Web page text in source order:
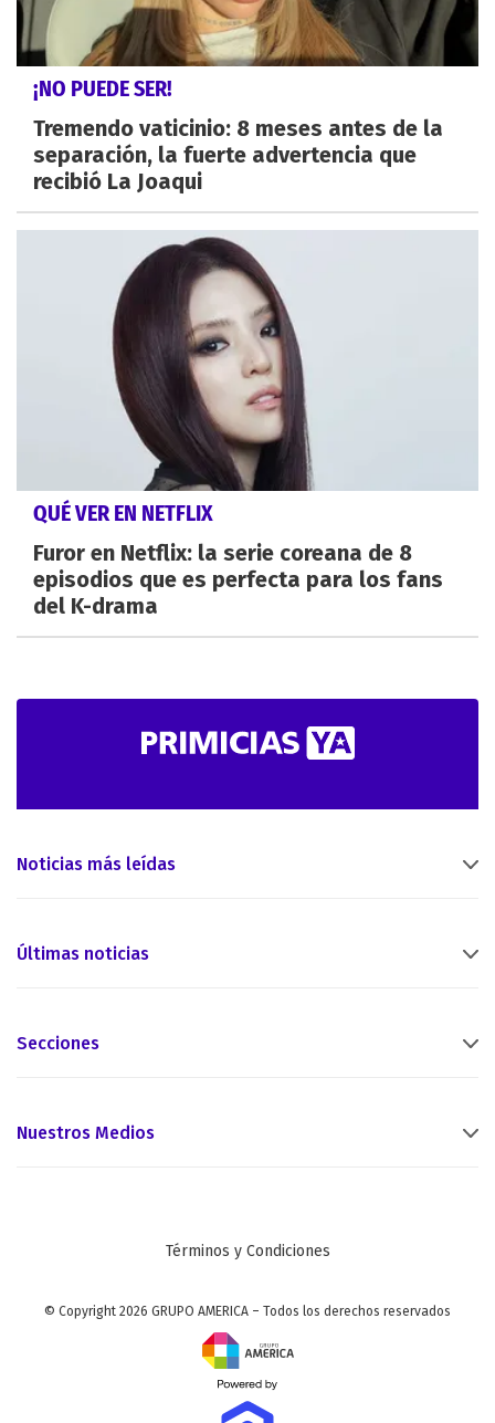
¡NO PUEDE SER!
Tremendo vaticinio: 8 meses antes de la
separación, la fuerte advertencia que
recibió La Joaqui
QUÉ VER EN NETFLIX
Furor en Netflix: la serie coreana de 8
episodios que es perfecta para los fans
del K-drama
Noticias más leídas
Últimas noticias
Secciones
Nuestros Medios
Términos y Condiciones
© Copyright 2026 GRUPO AMERICA – Todos los derechos reservados